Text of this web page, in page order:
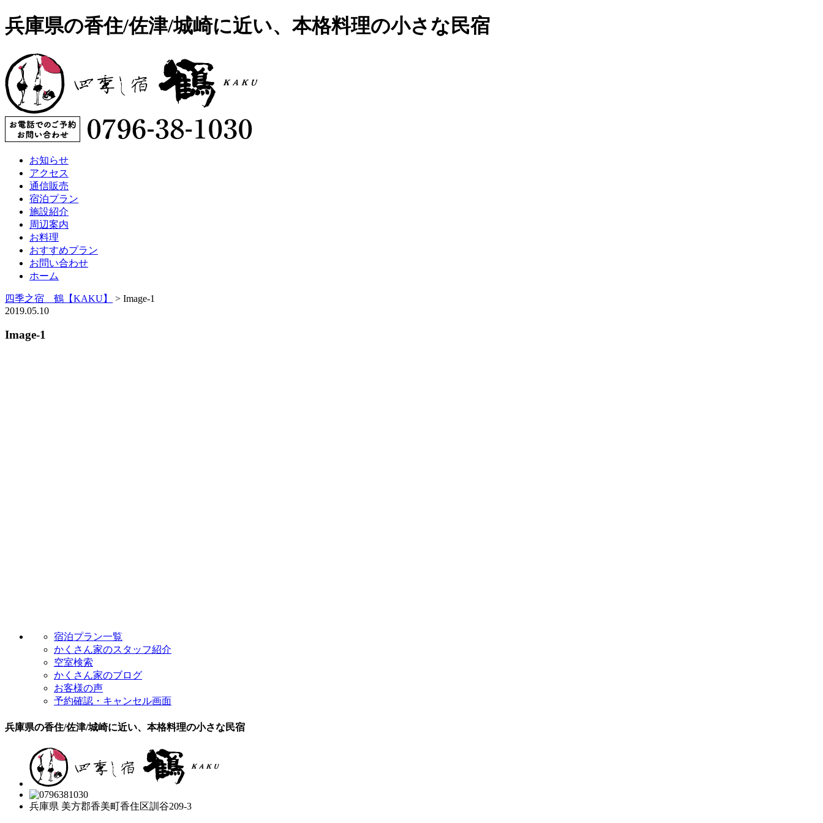
兵庫県の香住/佐津/城崎に近い、本格料理の小さな民宿
お知らせ
アクセス
通信販売
宿泊プラン
施設紹介
周辺案内
お料理
おすすめプラン
お問い合わせ
ホーム
四季之宿 鶴【KAKU】 > Image-1
2019.05.10
Image-1
宿泊プラン一覧
かくさん家のスタッフ紹介
空室検索
かくさん家のブログ
お客様の声
予約確認・キャンセル画面
兵庫県の香住/佐津/城崎に近い、本格料理の小さな民宿
兵庫県 美方郡香美町香住区訓谷209-3